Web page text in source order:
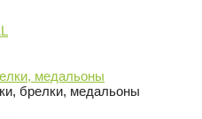
медальоны
брелки, медальоны